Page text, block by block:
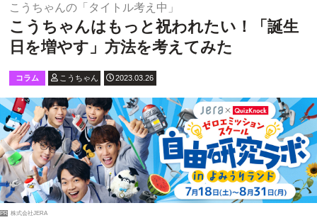
こうちゃんの「タイトル考え中」
こうちゃんはもっと祝われたい！「誕生
日を増やす」方法を考えてみた
コラム こうちゃん 2023.03.26
PR 株式会社JERA